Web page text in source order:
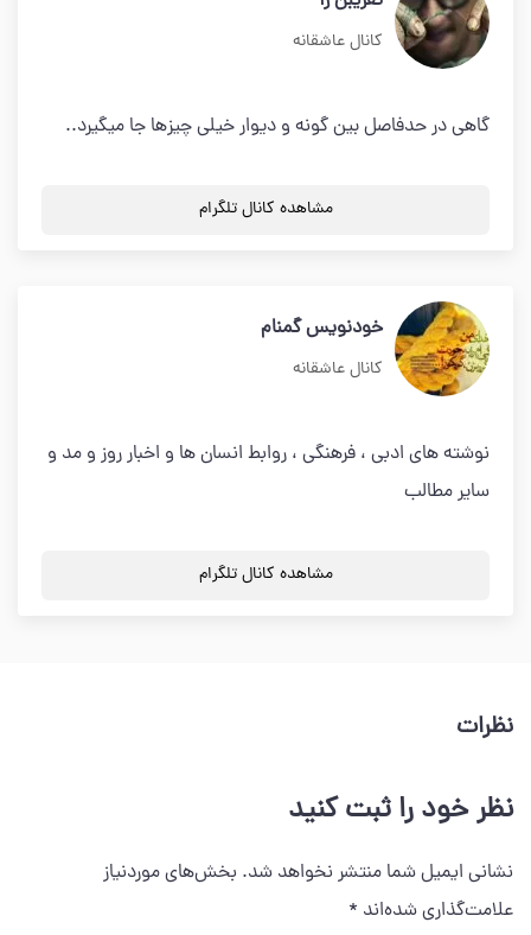
کانال عاشقانه
گاهی در حدفاصل بین گونه و دیوار خیلی چیزها جا میگیرد..
مشاهده کانال تلگرام
خودنویس گمنام
کانال عاشقانه
نوشته های ادبی ، فرهنگی ، روابط انسان ها و اخبار روز و مد و
سایر مطالب
مشاهده کانال تلگرام
نظرات
نظر خود را ثبت کنید
نشانی ایمیل شما منتشر نخواهد شد. بخش‌های موردنیاز
علامت‌گذاری شده‌اند *